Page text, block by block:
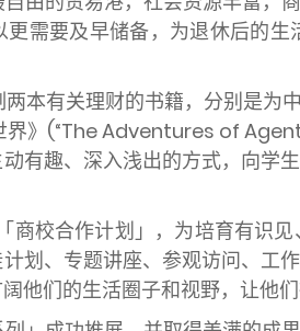
需要及早储备，为退休后的
本有关理财的书籍，分别是
界》(“The Adventures of
有趣、深入浅出的方式，向学
商校合作计划」，为培育有识
划、专题讲座、参观访问、工
他们的生活圈子和视野，让他们